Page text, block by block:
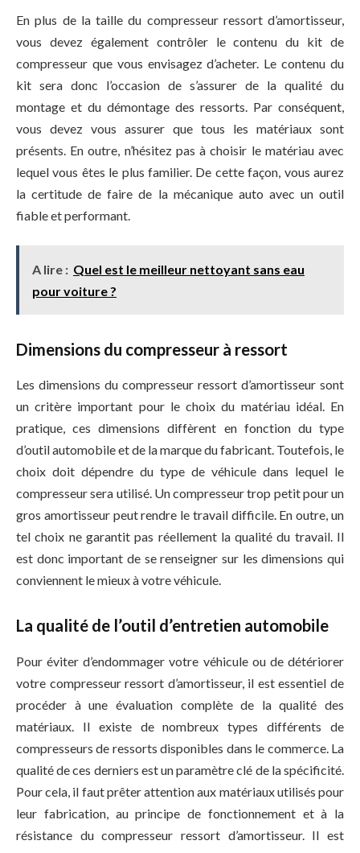
En plus de la taille du compresseur ressort d’amortisseur,
vous devez également contrôler le contenu du kit de
compresseur que vous envisagez d’acheter. Le contenu du
kit sera donc l’occasion de s’assurer de la qualité du
montage et du démontage des ressorts. Par conséquent,
vous devez vous assurer que tous les matériaux sont
présents. En outre, n’hésitez pas à choisir le matériau avec
lequel vous êtes le plus familier. De cette façon, vous aurez
la certitude de faire de la mécanique auto avec un outil
fiable et performant.
A lire : Quel est le meilleur nettoyant sans eau
pour voiture ?
Dimensions du compresseur à ressort
Les dimensions du compresseur ressort d’amortisseur sont
un critère important pour le choix du matériau idéal. En
pratique, ces dimensions diffèrent en fonction du type
d’outil automobile et de la marque du fabricant. Toutefois, le
choix doit dépendre du type de véhicule dans lequel le
compresseur sera utilisé. Un compresseur trop petit pour un
gros amortisseur peut rendre le travail difficile. En outre, un
tel choix ne garantit pas réellement la qualité du travail. Il
est donc important de se renseigner sur les dimensions qui
conviennent le mieux à votre véhicule.
La qualité de l’outil d’entretien automobile
Pour éviter d’endommager votre véhicule ou de détériorer
votre compresseur ressort d’amortisseur, il est essentiel de
procéder à une évaluation complète de la qualité des
matériaux. Il existe de nombreux types différents de
compresseurs de ressorts disponibles dans le commerce. La
qualité de ces derniers est un paramètre clé de la spécificité.
Pour cela, il faut prêter attention aux matériaux utilisés pour
leur fabrication, au principe de fonctionnement et à la
résistance du compresseur ressort d’amortisseur. Il est